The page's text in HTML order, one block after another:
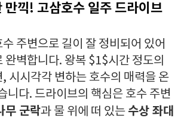
만끽! 고삼호수 일주 드라이브
주변으로 길이 잘 정비되어 있어
완벽합니다. 왕복 $1$시간 정도의
시시각각 변하는 호수의 매력을 온
니다. 드라이브의 핵심은 호수 주변
무 군락과 물 위에 떠 있는 수상 좌대